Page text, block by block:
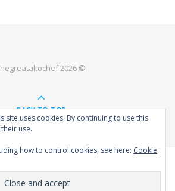
2026 ©
BACK TO TOP
site uses cookies. By continuing to use this
use.
how to control cookies, see here: Cookie